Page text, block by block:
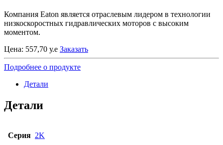
Компания Eaton является отраслевым лидером в технологии
низкоскоростных гидравлических моторов с высоким
моментом.
Цена: 557,70 у.е Заказать
Подробнее о продукте
Детали
Детали
Серия 2K